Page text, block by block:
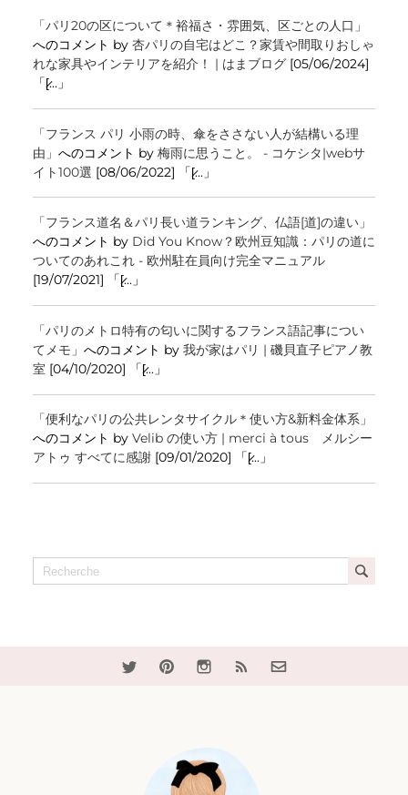
「パリ20の区について＊裕福さ・雰囲気、区ごとの人口」
へのコメント by 杏パリの自宅はどこ？家賃や間取りおしゃ
れな家具やインテリアを紹介！ | はまブログ[05/06/2024]
「[̷...」
「フランス パリ 小雨の時、傘をささない人が結構いる理
由」 へのコメント by 梅雨に思うこと。 - コケシタ|webサ
イト100選 [08/06/2022] 「[̷...」
「フランス道名＆パリ長い道ランキング、仏語[道]の違い」
へのコメント by Did You Know？欧州豆知識：パリの道に
ついてのあれこれ - 欧州駐在員向け完全マニュアル
[19/07/2021] 「[̷...」
「パリのメトロ特有の匂いに関するフランス語記事につい
てメモ」 へのコメント by 我が家はパリ | 磯貝直子ピアノ教
室 [04/10/2020] 「[̷...」
「便利なパリの公共レンタサイクル＊使い方&新料金体系」
へのコメント by Velib の使い方 | merci à tous メルシー
アトゥ すべてに感謝[09/01/2020] 「[̷...」